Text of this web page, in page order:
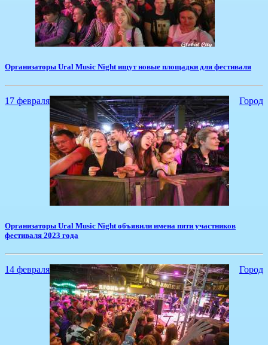
​Организаторы Ural Music Night ищут новые площадки для фестиваля
17 февраля Город
​Организаторы Ural Music Night объявили имена пяти участников
фестиваля 2023 года
14 февраля Город